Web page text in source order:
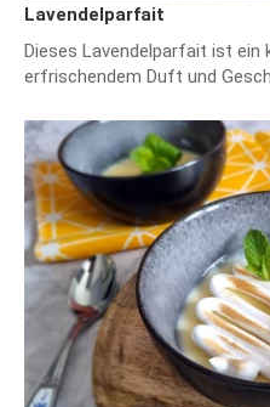
Lavendelparfait
Dieses Lavendelparfait ist ein
erfrischendem Duft und